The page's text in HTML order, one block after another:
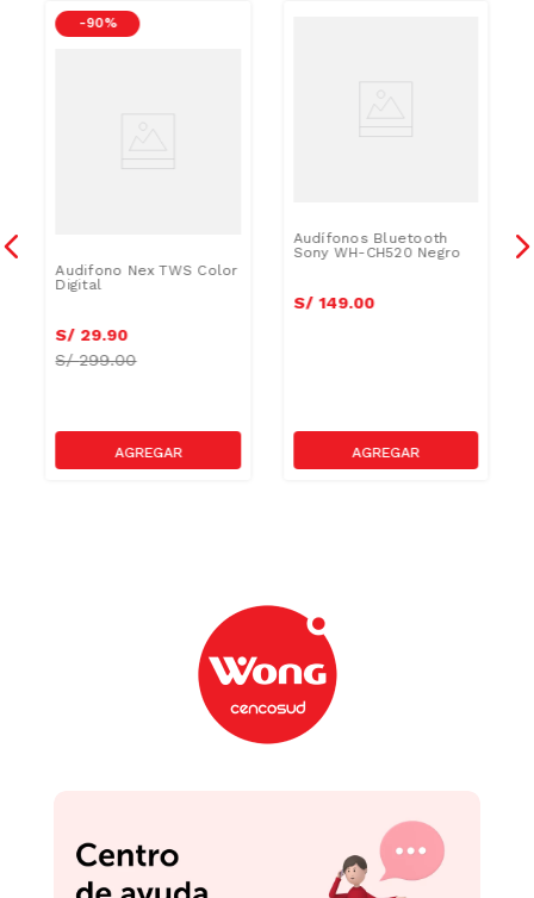
-90 %
Audifono Nex TWS Color
Digital
S/ 29.90
S/299.00
Audífonos Bluetooth
Sony WH-CH520 Negro
S/ 149.00